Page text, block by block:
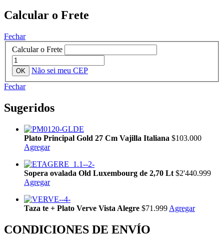
Calcular o Frete
Fechar
Calcular o Frete
Não sei meu CEP
Fechar
Sugeridos
Plato Principal Gold 27 Cm Vajilla Italiana $103.000
Agregar
Sopera ovalada Old Luxembourg de 2,70 Lt $2'440.999
Agregar
Taza te + Plato Verve Vista Alegre $71.999 Agregar
CONDICIONES DE ENVÍO